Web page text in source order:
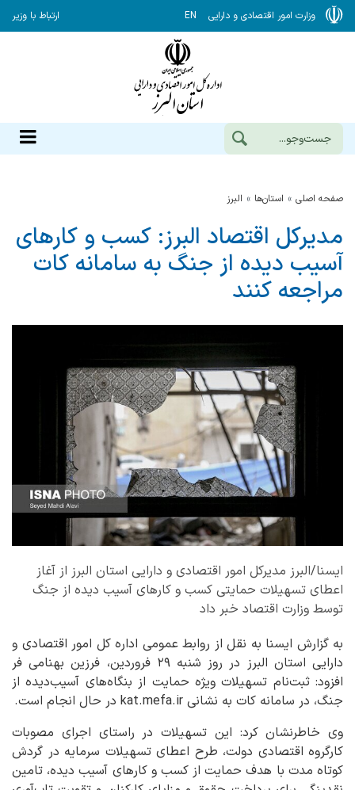
وزارت امور اقتصادی و دارایی EN ارتباط با وزیر
صفحه اصلی استان‌ها البرز
مدیرکل اقتصاد البرز: کسب و کارهای
آسیب دیده از جنگ به سامانه کات
مراجعه کنند
ایسنا/البرز مدیرکل امور اقتصادی و دارایی استان البرز از آغاز
اعطای تسهیلات حمایتی کسب و کارهای آسیب دیده از جنگ
توسط وزارت اقتصاد خبر داد
به گزارش ایسنا به نقل از روابط عمومی اداره کل امور اقتصادی و
دارایی استان البرز در روز شنبه ۲۹ فروردین، فرزین بهنامی فر
افزود: ثبت‌نام تسهیلات ویژه حمایت از بنگاه‌های آسیب‌دیده از
جنگ، در سامانه کات به نشانی kat.mefa.ir در حال انجام است.
وی خاطرنشان کرد: این تسهیلات در راستای اجرای مصوبات
کارگروه اقتصادی دولت، طرح اعطای تسهیلات سرمایه در گردش
کوتاه مدت با هدف حمایت از کسب و کارهای آسیب دیده، تامین